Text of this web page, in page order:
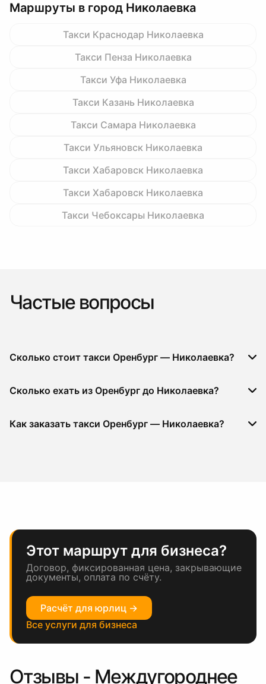
Маршруты в город Николаевка
Такси Краснодар Николаевка
Такси Пенза Николаевка
Такси Уфа Николаевка
Такси Казань Николаевка
Такси Самара Николаевка
Такси Ульяновск Николаевка
Такси Хабаровск Николаевка
Такси Хабаровск Николаевка
Такси Чебоксары Николаевка
Частые вопросы
Сколько стоит такси Оренбург — Николаевка?
Сколько ехать из Оренбург до Николаевка?
Как заказать такси Оренбург — Николаевка?
Этот маршрут для бизнеса?
Договор, фиксированная цена, закрывающие
документы, оплата по счёту.
Расчёт для юрлиц →
Все услуги для бизнеса
Отзывы - Междугороднее